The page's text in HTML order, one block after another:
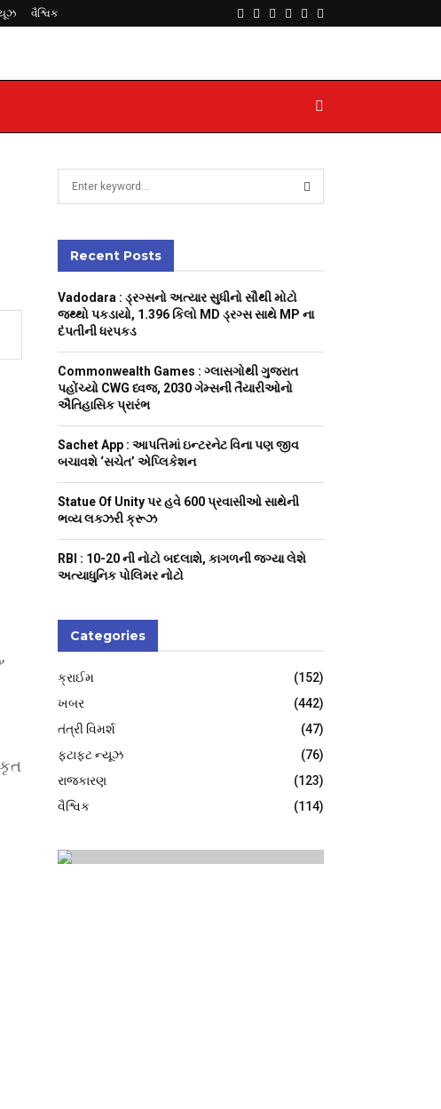
વૈશ્વિક Facebook
TwitterInstagram
YoutubeTelegram
h
f
o
r
Recent Posts
Vadodara : ડ્રગ્સનો અત્યાર સુધીનો સૌથી મોટો
જથ્થો પકડાયો, 1.396 કિલો MD ડ્રગ્સ સાથે MP ના
દંપતીની ધરપકડ
Commonwealth Games : ગ્લાસગોથી ગુજરાત
પહોંચ્યો CWG ધ્વજ, 2030 ગેમ્સની તૈયારીઓનો
ઐતિહાસિક પ્રારંભ
Sachet App : આપત્તિમાં ઇન્ટરનેટ વિના પણ જીવ
બચાવશે ‘સચેત’ એપ્લિકેશન
Statue Of Unity પર હવે 600 પ્રવાસીઓ સાથેની
ભવ્ય લક્ઝરી ક્રૂઝ
RBI : ₹10-20 ની નોટો બદલાશે, કાગળની જગ્યા લેશે
અત્યાધુનિક પોલિમર નોટો
Categories
ક્રાઈમ
(152)
ખબર
(442)
તંત્રી વિમર્શ
(47)
ફટાફટ ન્યૂઝ
(76)
રાજકારણ
(123)
વૈશ્વિક
(114)